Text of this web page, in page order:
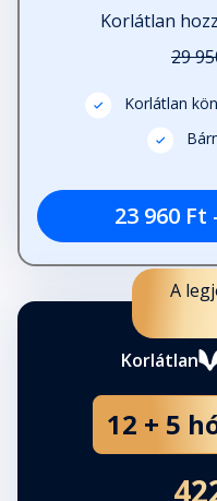
Korlátlan
29
Korlátlan
23 960
A
Korlátlan
12 + 5